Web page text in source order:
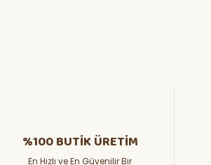
%100 BUTİK ÜRETİM
En Hızlı ve En Güvenilir Bir